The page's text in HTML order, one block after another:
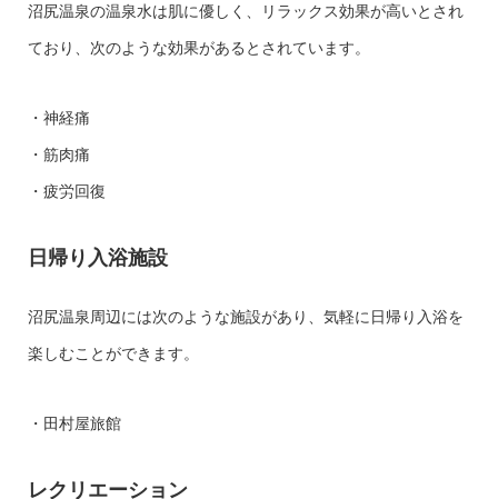
沼尻温泉の温泉水は肌に優しく、リラックス効果が高いとされ
ており、次のような効果があるとされています。
・神経痛
・筋肉痛
・疲労回復
日帰り入浴施設
沼尻温泉周辺には次のような施設があり、気軽に日帰り入浴を
楽しむことができます。
・田村屋旅館
レクリエーション